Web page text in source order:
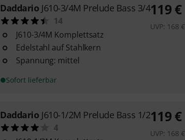
Daddario J610-3/4M Prelude Bass 3/4
14
J610-3/4M Komplettsatz
Edelstahl auf Stahlkern
Spannung: mittel
Sofort lieferbar
119€
UVP: 168 €
Daddario J610-1/2M Prelude Bass 1/2
4
119€
UVP: 168 €